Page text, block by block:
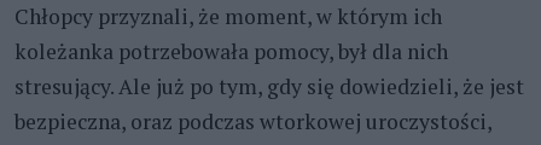
Chłopcy przyznali, że moment, w którym ich
koleżanka potrzebowała pomocy, był dla nich
stresujący. Ale już po tym, gdy się dowiedzieli, że jest
bezpieczna, oraz podczas wtorkowej uroczystości,